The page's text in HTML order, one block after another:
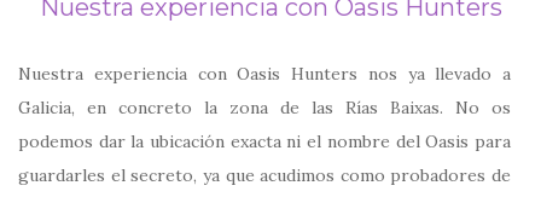
Nuestra experiencia con Oasis Hunters
Nuestra experiencia con Oasis Hunters nos ya llevado a
Galicia, en concreto la zona de las Rías Baixas. No os
podemos dar la ubicación exacta ni el nombre del Oasis para
guardarles el secreto, ya que acudimos como probadores de